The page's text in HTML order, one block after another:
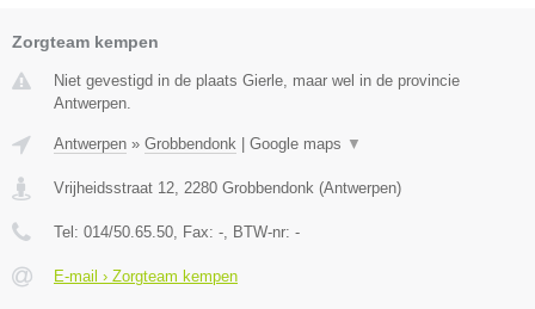
Zorgteam kempen
Niet gevestigd in de plaats Gierle, maar wel in de provincie
Antwerpen.
Antwerpen » Grobbendonk Google maps ▼
Vrijheidsstraat 12, 2280 Grobbendonk (Antwerpen)
Tel: 014/50.65.50, Fax: -, BTW-nr: -
E-mail › Zorgteam kempen